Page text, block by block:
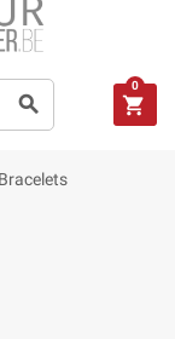
 
0
Bracelets